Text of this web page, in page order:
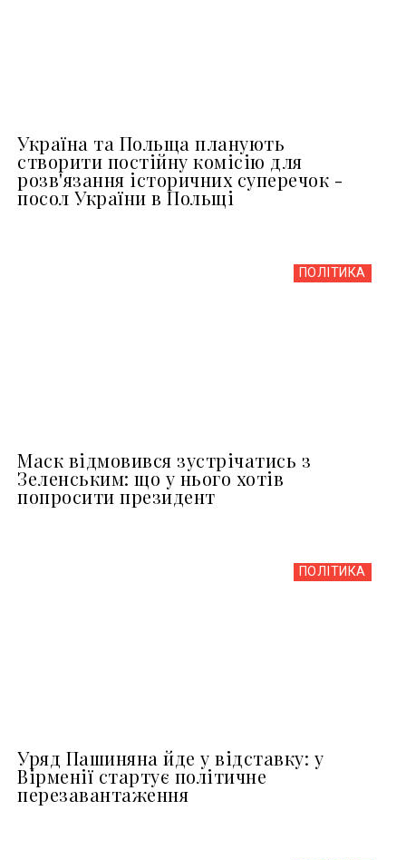
Україна та Польща планують
створити постійну комісію для
розв'язання історичних суперечок -
посол України в Польщі
ПОЛІТИКА
Маск відмовився зустрічатись з
Зеленським: що у нього хотів
попросити президент
ПОЛІТИКА
Уряд Пашиняна йде у відставку: у
Вірменії стартує політичне
перезавантаження